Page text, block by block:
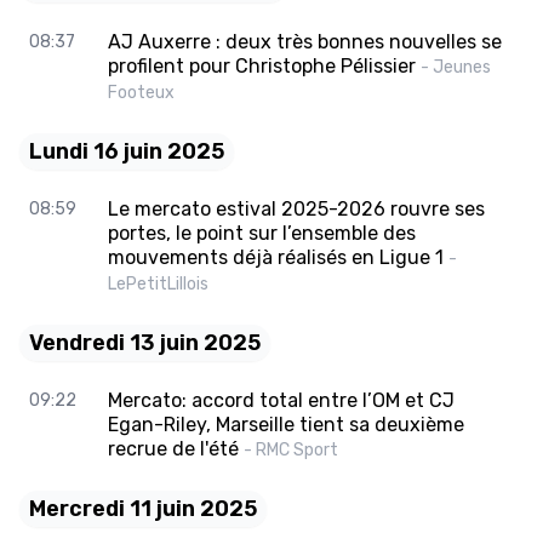
08:37
AJ Auxerre : deux très bonnes nouvelles se
profilent pour Christophe Pélissier - Jeunes
Footeux
Lundi 16 juin 2025
08:59
Le mercato estival 2025-2026 rouvre ses
portes, le point sur l’ensemble des
mouvements déjà réalisés en Ligue 1 -
LePetitLillois
Vendredi 13 juin 2025
09:22
Mercato: accord total entre l’OM et CJ
Egan-Riley, Marseille tient sa deuxième
recrue de l'été - RMC Sport
Mercredi 11 juin 2025